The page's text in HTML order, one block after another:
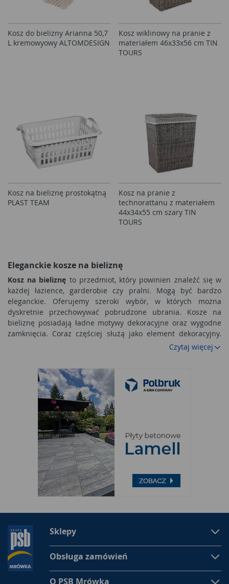
Kosz do bielizny Arianna 50,7
L kremowyowy ALTOMDESIGN
Kosz wiklinowy na pranie z
materiałem 46x33x56 cm TIN
TOURS
Kosz na bieliznę prostokątną
PLAST TEAM
Kosz na pranie z
technorattanu z materiałem
44x34x55 cm szary TIN
TOURS
Eleganckie kosze na bieliznę
Kosz na bieliznę to przedmiot, który powinien znaleźć się w
każdej łazience, garderobie czy pralni. Mogą być bardzo
eleganckie. Oferujemy szeroki wybór, w których można
dyskretnie przechowywać pobrudzone ubrania. Kosze na
bieliznę posiadają ładne motywy dekoracyjne oraz wygodne
zamknięcia. Coraz częściej służą jako element dekoracyjny.
Kolorystycznie dobrane do wnętrza pomieszczenia, ładnie
współgrają z otoczeniem, często służą jako uzupełniający
wielkości i kształtów. Dostępne są kosze prostokątne, narożne,
okrągłe. Wiele kolorowych modeli z pięknymi motywami
dekoracyjnymi.
Uniwersalny kosz na pranie
Kosz na praniepowinien być ładny, uniwersalny i trwały. Takie
kosze znajdują się w ofercie naszego sklepu. Wykonane z
mocnego tworzywa sztucznego są najchętniej kupowane.
Oferujemy wiele modeli. Kosze na pranie z tworzywa są
bardzo uniwersalne, pasują do każdego pomieszczenia.
Można postawić w łazience, garderobie czy pralni.
Odpowiednio dobrany kosz może posłużyć jako element
przedmiotem bardzo pożądanym. Są nie tylko bardzo
praktyczne, ale także ładnie się prezentują.
Kosz wiklinowy na pranie
Kosze wiklinowe to jeden z najmodniejszych modelikoszy na
. Kosz wiklinowy z tworzywa sztucznego ma wiele zalet.
Czytaj więcej
Sklepy
Obsługa zamówień
O PSB Mrówka